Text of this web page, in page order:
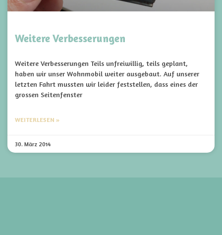
Weitere Verbesserungen
Weitere Verbesserungen Teils unfreiwillig, teils geplant,
haben wir unser Wohnmobil weiter ausgebaut. Auf unserer
letzten Fahrt mussten wir leider feststellen, dass eines der
grossen Seitenfenster
WEITERLESEN »
30. März 2014